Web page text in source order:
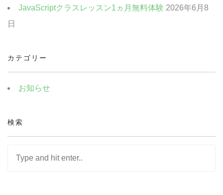
JavaScriptクラスレッスン1ヵ月無料体験 2026年6月8
日
カテゴリー
お知らせ
検索